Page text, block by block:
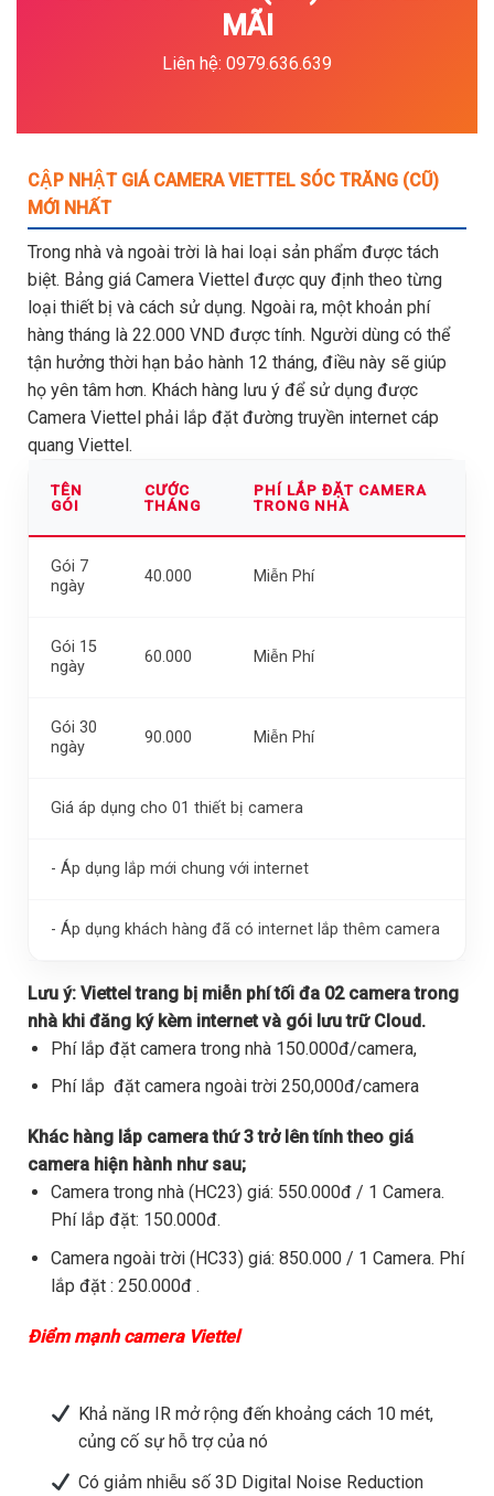
MÃI
Liên hệ: 0979.636.639
CẬP NHẬT GIÁ CAMERA VIETTEL SÓC TRĂNG (CŨ)
MỚI NHẤT
Trong nhà và ngoài trời là hai loại sản phẩm được tách
biệt. Bảng giá Camera Viettel được quy định theo từng
loại thiết bị và cách sử dụng. Ngoài ra, một khoản phí
hàng tháng là 22.000 VND được tính. Người dùng có thể
tận hưởng thời hạn bảo hành 12 tháng, điều này sẽ giúp
họ yên tâm hơn. Khách hàng lưu ý để sử dụng được
Camera Viettel phải lắp đặt đường truyền internet cáp
quang Viettel.
TÊN
GÓI
CƯỚC
THÁNG
PHÍ LẮP ĐẶT CAMERA
TRONG NHÀ
Gói 7
ngày
40.000 Miễn Phí
Gói 15
ngày
60.000 Miễn Phí
Gói 30
ngày
90.000 Miễn Phí
Giá áp dụng cho 01 thiết bị camera
- Áp dụng lắp mới chung với internet
- Áp dụng khách hàng đã có internet lắp thêm camera
Lưu ý: Viettel trang bị miễn phí tối đa 02 camera trong
nhà khi đăng ký kèm internet và gói lưu trữ Cloud.
Phí lắp đặt camera trong nhà 150.000đ/camera,
Phí lắp đặt camera ngoài trời 250,000đ/camera
Khác hàng lắp camera thứ 3 trở lên tính theo giá
camera hiện hành như sau;
Camera trong nhà (HC23) giá: 550.000đ / 1 Camera.
Phí lắp đặt: 150.000đ.
Camera ngoài trời (HC33) giá: 850.000 / 1 Camera. Phí
lắp đặt : 250.000đ .
Điểm mạnh camera Viettel
Khả năng IR mở rộng đến khoảng cách 10 mét,
củng cố sự hỗ trợ của nó
Có giảm nhiễu số 3D Digital Noise Reduction